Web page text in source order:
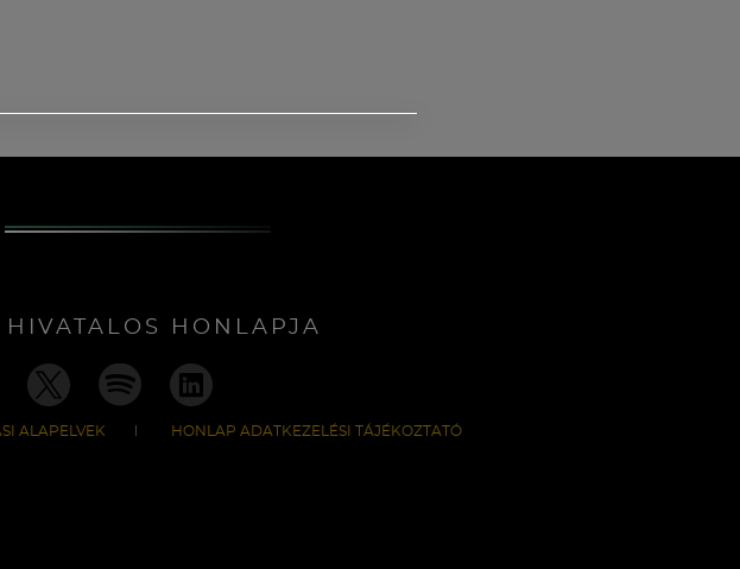
HONLAPJA
ALAPELVEK HONLAP ADATKEZELÉSI TÁJÉKOZTATÓ